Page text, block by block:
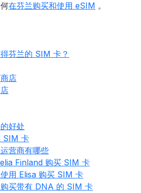
在芬兰购买和使用 eSIM 。
芬兰的 SIM 卡？
店
好处
SIM 卡
营商有哪些
Finland 购买 SIM 卡
用 Elisa 购买 SIM 卡
买带有 DNA 的 SIM 卡